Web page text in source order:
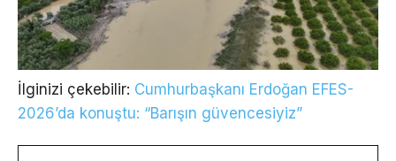
İlginizi çekebilir: Cumhurbaşkanı Erdoğan EFES-
2026’da konuştu: “Barışın güvencesiyiz”